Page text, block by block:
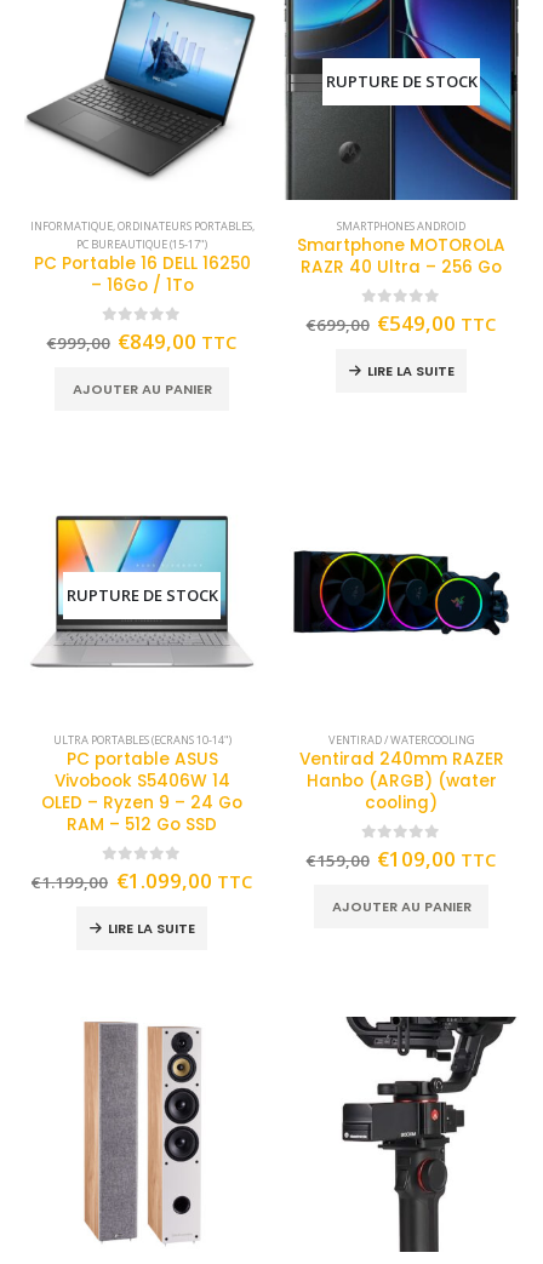
INFORMATIQUE,ORDINATEURS PORTABLES,
PC BUREAUTIQUE (15-17")
PC Portable 16 DELL 16250
– 16Go / 1To
out of 5
€999,00 €849,00 TTC
AJOUTER AU PANIER
RUPTURE DE STOCK
SMARTPHONES ANDROID
Smartphone MOTOROLA
RAZR 40 Ultra – 256 Go
out of 5
€699,00 €549,00 TTC
LIRE LA SUITE
RUPTURE DE STOCK
ULTRA PORTABLES (ECRANS 10-14")
PC portable ASUS
Vivobook S5406W 14
OLED – Ryzen 9 – 24 Go
RAM – 512 Go SSD
out of 5
€1.199,00 €1.099,00 TTC
LIRE LA SUITE
VENTIRAD / WATERCOOLING
Ventirad 240mm RAZER
Hanbo (ARGB) (water
cooling)
out of 5
€159,00 €109,00 TTC
AJOUTER AU PANIER